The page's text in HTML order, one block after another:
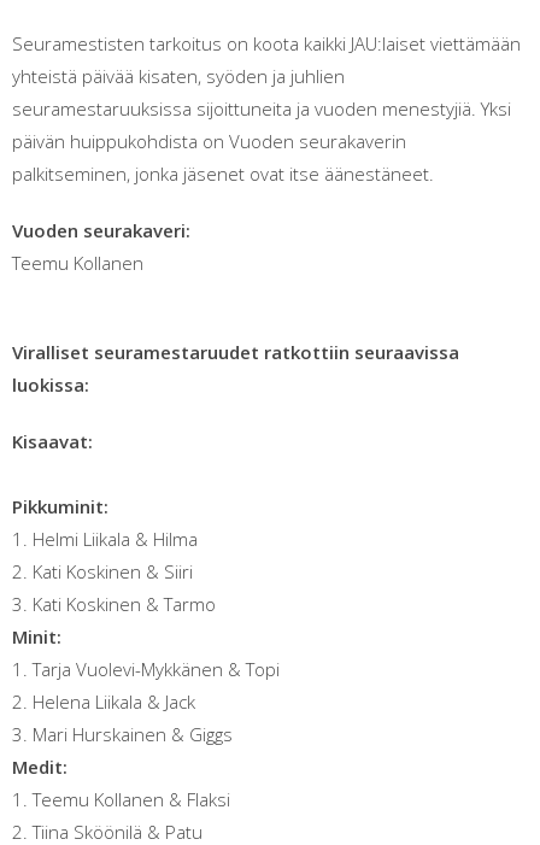
Seuramestisten tarkoitus on koota kaikki JAU:laiset viettämään
yhteistä päivää kisaten, syöden ja juhlien
seuramestaruuksissa sijoittuneita ja vuoden menestyjiä. Yksi
päivän huippukohdista on Vuoden seurakaverin
palkitseminen, jonka jäsenet ovat itse äänestäneet.
Vuoden seurakaveri:
Teemu Kollanen
Viralliset seuramestaruudet ratkottiin seuraavissa
luokissa:
Kisaavat:
Pikkuminit:
1. Helmi Liikala & Hilma
2. Kati Koskinen & Siiri
3. Kati Koskinen & Tarmo
Minit:
1. Tarja Vuolevi-Mykkänen & Topi
2. Helena Liikala & Jack
3. Mari Hurskainen & Giggs
Medit:
1. Teemu Kollanen & Flaksi
2. Tiina Sköönilä & Patu